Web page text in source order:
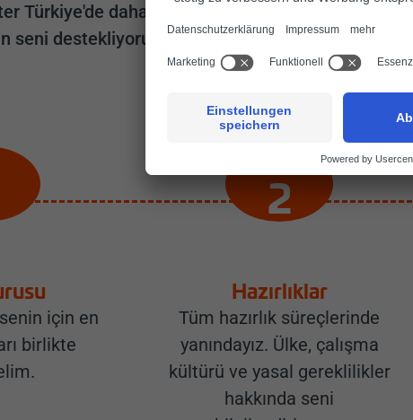
Türkiye'de daha önce yaşamış ol ister ilk kez
seni destekliyoruz. Ekibimiz, bu büyüleyici
için en
birlikte
Hazırlıklar
Tüm hazırlık süreçlerinde
yanındayız. Ülke, çalışma
kültürü ve yasal gereklilikler
hakkında seni